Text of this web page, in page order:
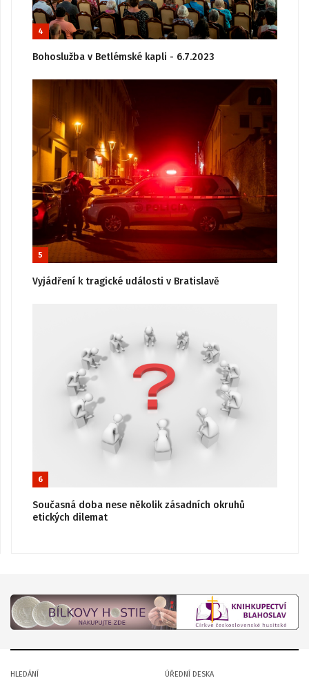
4
Bohoslužba v Betlémské kapli - 6.7.2023
5
Vyjádření k tragické události v Bratislavě
6
Současná doba nese několik zásadních okruhů
etických dilemat
HLEDÁNÍ ÚŘEDNÍ DESKA